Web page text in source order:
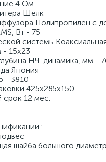
4 Ом
Шелк
Полипропилен с
Вт - 75
системы Коаксиальная
- 15x23
НЧ-динамика, мм -
Япония
- 3810
425x285x150
срок 12 мес.
:
шайба большого